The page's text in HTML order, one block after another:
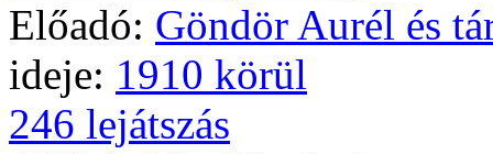
Előadó: Göndör Aurél és
ideje: 1910 körül
246 lejátszás